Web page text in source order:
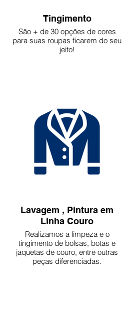
Tingimento
São + de 30 opções de cores
para suas roupas ficarem do seu
jeito!
Lavagem , Pintura em
Linha Couro
Realizamos a limpeza e o
tingimento de bolsas, botas e
jaquetas de couro, entre outras
peças diferenciadas.